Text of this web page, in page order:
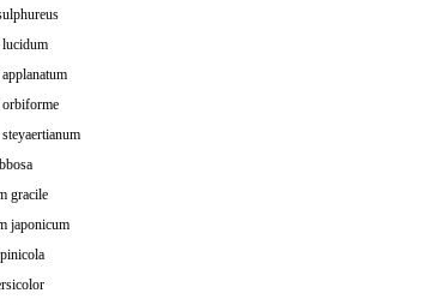
lucidum
orbiforme
gracile
japonicum